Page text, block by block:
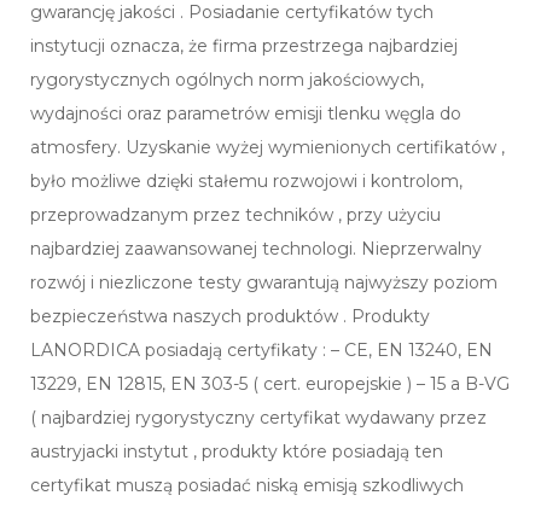
gwarancję jakości . Posiadanie certyfikatów tych
instytucji oznacza, że firma przestrzega najbardziej
rygorystycznych ogólnych norm jakościowych,
wydajności oraz parametrów emisji tlenku węgla do
atmosfery. Uzyskanie wyżej wymienionych certifikatów ,
było możliwe dzięki stałemu rozwojowi i kontrolom,
przeprowadzanym przez techników , przy użyciu
najbardziej zaawansowanej technologi. Nieprzerwalny
rozwój i niezliczone testy gwarantują najwyższy poziom
bezpieczeństwa naszych produktów . Produkty
LANORDICA posiadają certyfikaty : – CE, EN 13240, EN
13229, EN 12815, EN 303-5 ( cert. europejskie ) – 15 a B-VG
( najbardziej rygorystyczny certyfikat wydawany przez
austryjacki instytut , produkty które posiadają ten
certyfikat muszą posiadać niską emisją szkodliwych